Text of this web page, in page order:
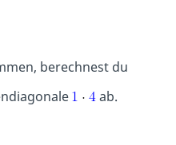
berechnest du
ab.